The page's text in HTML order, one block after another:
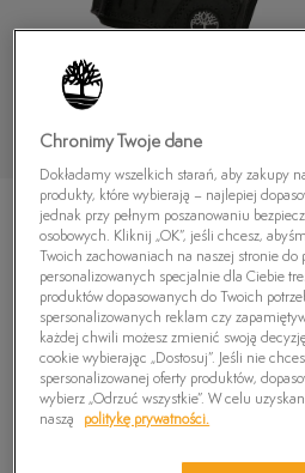
TIMBERLAND
5.0 23
229,99zł
Chronimy Twoje dane
Dokładamy wszelkich starań, aby zakupy
produkty, które wybierają – najlepiej
jednak przy pełnym poszanowaniu
osobowych. Kliknij „OK”, jeśli chcesz,
Twoich zachowaniach na naszej stronie do
personalizowanych specjalnie dla Ciebie
produktów dopasowanych do Twoich
spersonalizowanych reklam czy
każdej chwili możesz zmienić swoją
cookie wybierając „Dostosuj”. Jeśli nie
spersonalizowanej oferty produktów,
wybierz „Odrzuć wszystkie”. W celu
naszą
politykę prywatności.